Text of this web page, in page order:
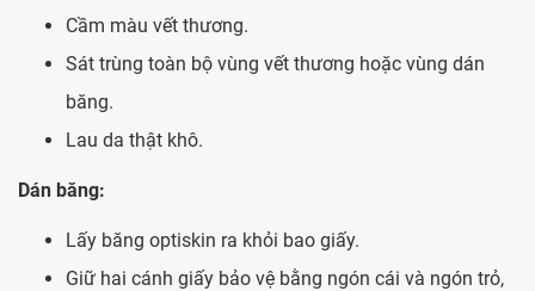
Cầm màu vết thương.
Sát trùng toàn bộ vùng vết thương hoặc vùng dán
băng.
Lau da thật khô.
Dán băng:
Lấy băng optiskin ra khỏi bao giấy.
Giữ hai cánh giấy bảo vệ bằng ngón cái và ngón trỏ,